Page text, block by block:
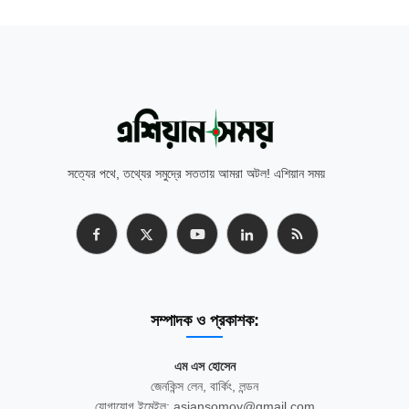
সত্যের পথে, তথ্যের সমুদ্রে সততায় আমরা অটল! এশিয়ান সময়
সম্পাদক ও প্রকাশক:
এম এস হোসেন
জেনকিন্স লেন, বার্কিং, লন্ডন